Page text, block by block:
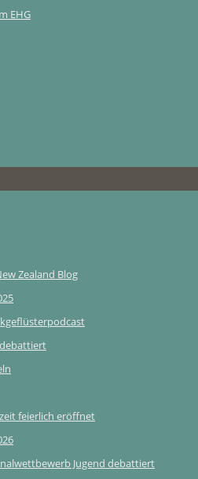
EHG
Zealand Blog
feierlich eröffnet
Jugend debattiert